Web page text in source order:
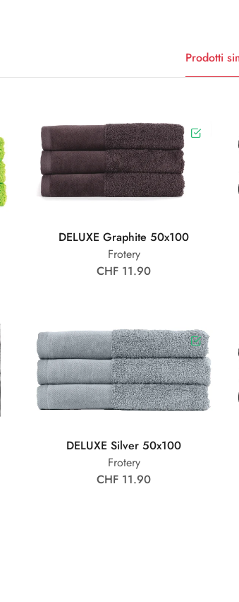
Prodotti
DELUXE Graphite 50x100
Frotery
CHF 11.90
DELUXE Silver 50x100
Frotery
CHF 11.90